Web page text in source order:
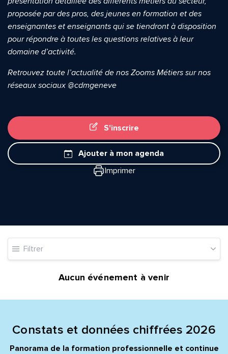
proposée par des pros, des jeunes en formation et des
enseignantes et enseignants qui se tiendront à disposition
pour répondre à toutes les questions relatives à leur
domaine d’activité.
Retrouvez toute l’actualité de nos Zooms Métiers sur nos
réseaux sociaux @cdmgeneve
S'inscrire
Ajouter à mon agenda
Imprimer
Filtrer
Aucun événement à venir
Constats et données chiffrées 2026
Panorama de la formation professionnelle et continue